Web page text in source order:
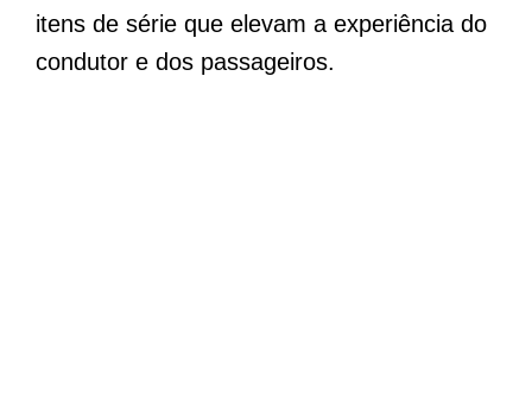
itens de série que elevam a experiência do
condutor e dos passageiros.